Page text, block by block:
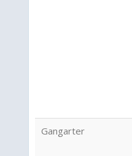
Gangarter